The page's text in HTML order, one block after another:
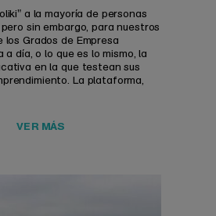
a la mayoría de personas
sin embargo, para nuestros
los Grados de Empresa
día, o lo que es lo mismo, la
en la que testean sus
La plataforma,
VER MÁS